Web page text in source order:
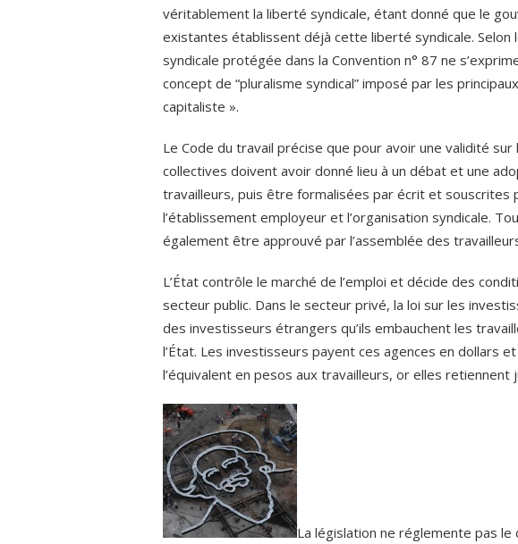
véritablement la liberté syndicale, étant donné que le
existantes établissent déjà cette liberté syndicale. Selon
syndicale protégée dans la Convention n° 87 ne
concept de “pluralisme syndical” imposé par les
capitaliste ».
Le Code du travail précise que pour avoir une validité
collectives doivent avoir donné lieu à un débat et une
travailleurs, puis être formalisées par écrit et souscrites
l’établissement employeur et l’organisation syndicale.
également être approuvé par l’assemblée des
L’État contrôle le marché de l’emploi et décide des
secteur public. Dans le secteur privé, la loi sur les
des investisseurs étrangers qu’ils embauchent les
l’État. Les investisseurs payent ces agences en dollars
l’équivalent en pesos aux travailleurs, or elles retiennent
La législation ne réglemente pas le